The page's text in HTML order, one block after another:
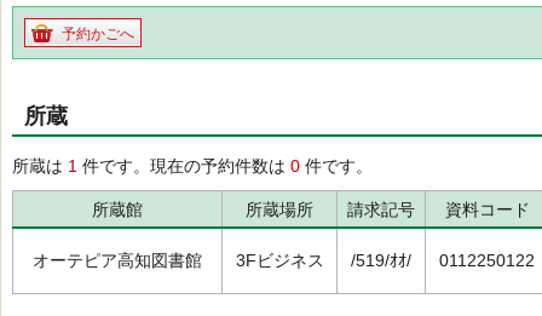
予約かごへ
所蔵
所蔵は 1 件です。現在の予約件数は 0 件です。
所蔵館 所蔵場所 請求記号 資料コード
オーテピア高知図書館 3Fビジネス /519/ｵｵ/ 0112250122